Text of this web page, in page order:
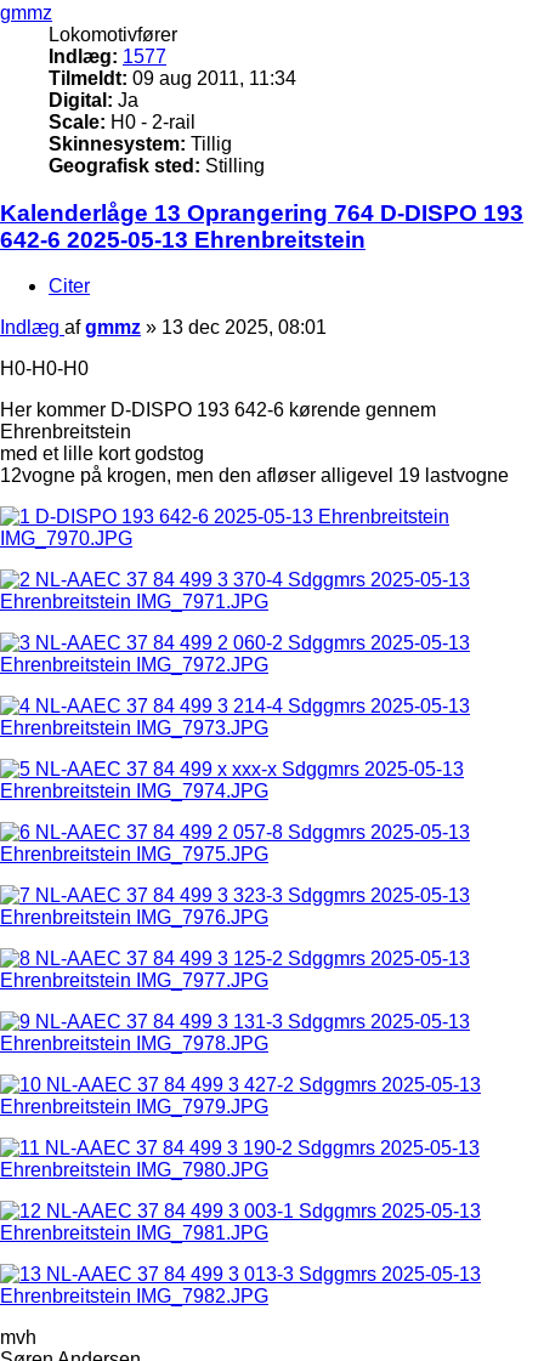
gmmz
Lokomotivfører
Indlæg: 1577
Tilmeldt: 09 aug 2011, 11:34
Digital: Ja
Scale: H0 - 2-rail
Skinnesystem: Tillig
Geografisk sted: Stilling
Kalenderlåge 13 Oprangering 764 D-DISPO 193
642-6 2025-05-13 Ehrenbreitstein
Citer
Indlæg afgmmz » 13 dec 2025, 08:01
H0-H0-H0
Her kommer D-DISPO 193 642-6 kørende gennem
Ehrenbreitstein
med et lille kort godstog
12vogne på krogen, men den afløser alligevel 19 lastvogne
mvh